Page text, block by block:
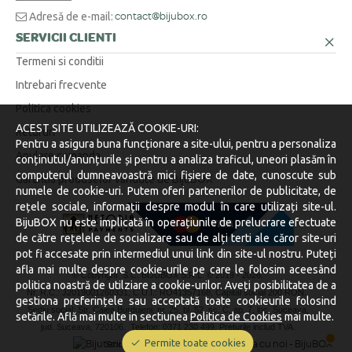
Adresă de e-mail: contact@bijubox.ro
SERVICII CLIENTI
Termeni si conditii
Intrebari frecvente
Politica cookies
Retururi
Anulare comanda
Garantia produselor vandute de BijuBOX
© Copyright S.C. BIJUBOX S.R.L. © 2019 -2026.
Nr. R.C.: J2019001260331, C.U.I.: RO41357168, Capital social 200 RON.
Sediu social: Str. Calea Burdujeni, nr. 25, bl. 52, sc. C, ap. 7, loc. Suceava,
jud. Suceava, 720106.
Telefon: 0371 230 499. Preturile includ TVA.
Stocurile sunt afișate în timp real.
Permite toate cookies
ACEST SITE UTILIZEAZĂ COOKIE-URI:
Pentru a asigura buna funcționare a site-ului, pentru a personaliza
conținutul/anunțurile și pentru a analiza traficul, uneori plasăm în
computerul dumneavoastră mici fișiere de date, cunoscute sub
numele de cookie-uri. Putem oferi partenerilor de publicitate, de
rețele sociale, informații despre modul în care utilizați site-ul.
BijuBOX nu este implicată în operațiunile de prelucrare efectuate
de către rețelele de socializare sau de alți terti ale căror site-uri
pot fi accesate prin intermediul unui link din site-ul nostru. Puteți
afla mai multe despre cookie-urile pe care le folosim aceesând
politica noastră de utilziare a cookie-urilor. Aveți posibilitatea de a
gestiona preferințele sau acceptată toate cookieurile folosind
setările. Află mai multe in sectiunea Politica de Cookiesmai multe.